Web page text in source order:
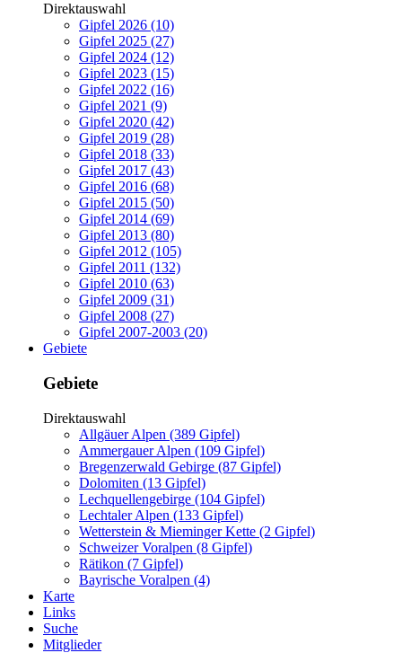
Direktauswahl
Gipfel 2026 (10)
Gipfel 2025 (27)
Gipfel 2024 (12)
Gipfel 2023 (15)
Gipfel 2022 (16)
Gipfel 2021 (9)
Gipfel 2020 (42)
Gipfel 2019 (28)
Gipfel 2018 (33)
Gipfel 2017 (43)
Gipfel 2016 (68)
Gipfel 2015 (50)
Gipfel 2014 (69)
Gipfel 2013 (80)
Gipfel 2012 (105)
Gipfel 2011 (132)
Gipfel 2010 (63)
Gipfel 2009 (31)
Gipfel 2008 (27)
Gipfel 2007-2003 (20)
Gebiete
Gebiete
Direktauswahl
Allgäuer Alpen (389 Gipfel)
Ammergauer Alpen (109 Gipfel)
Bregenzerwald Gebirge (87 Gipfel)
Dolomiten (13 Gipfel)
Lechquellengebirge (104 Gipfel)
Lechtaler Alpen (133 Gipfel)
Wetterstein & Mieminger Kette (2 Gipfel)
Schweizer Voralpen (8 Gipfel)
Rätikon (7 Gipfel)
Bayrische Voralpen (4)
Karte
Links
Suche
Mitglieder